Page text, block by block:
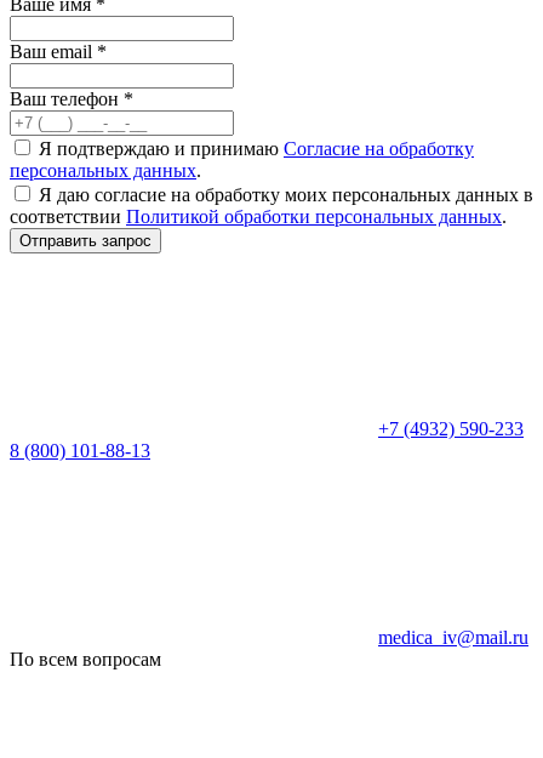
Ваш email *
Ваш телефон *
Я подтверждаю и принимаю Согласие на обработку
персональных данных.
Я даю согласие на обработку моих персональных данных в
соответствии Политикой обработки персональных данных.
Отправить запрос
+7 (4932) 590-233
8 (800) 101-88-13
medica_iv@mail.ru
По всем вопросам